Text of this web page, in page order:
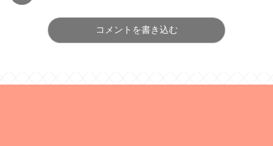
コメントを書き込む